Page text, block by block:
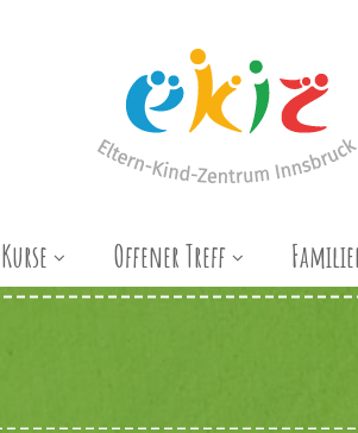
Kurse Offener Treff